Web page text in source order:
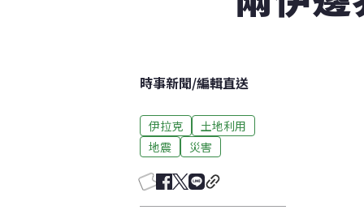
時事新聞/編輯直送
伊拉克
土地利用
地震
災害